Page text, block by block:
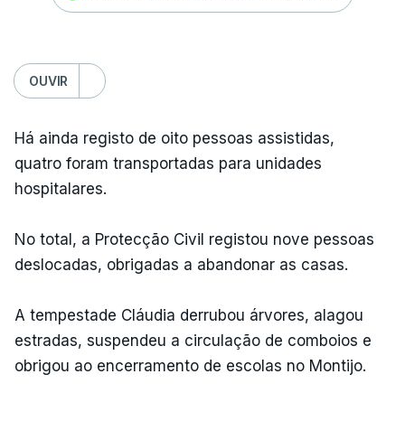
OUVIR
Há ainda registo de oito pessoas assistidas,
quatro foram transportadas para unidades
hospitalares.
No total, a Protecção Civil registou nove pessoas
deslocadas, obrigadas a abandonar as casas.
A tempestade Cláudia derrubou árvores, alagou
estradas, suspendeu a circulação de comboios e
obrigou ao encerramento de escolas no Montijo.
ERRO